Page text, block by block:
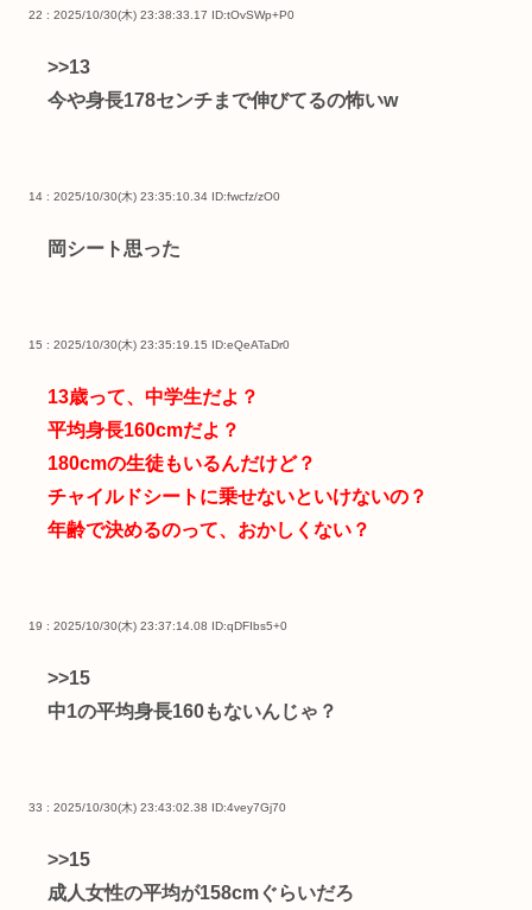
22 : 2025/10/30(木) 23:38:33.17 ID:tOvSWp+P0
>>13
今や身長178センチまで伸びてるの怖いw
14 : 2025/10/30(木) 23:35:10.34 ID:fwcfz/zO0
岡シート思った
15 : 2025/10/30(木) 23:35:19.15 ID:eQeATaDr0
13歳って、中学生だよ？
平均身長160cmだよ？
180cmの生徒もいるんだけど？
チャイルドシートに乗せないといけないの？
年齢で決めるのって、おかしくない？
19 : 2025/10/30(木) 23:37:14.08 ID:qDFIbs5+0
>>15
中1の平均身長160もないんじゃ？
33 : 2025/10/30(木) 23:43:02.38 ID:4vey7Gj70
>>15
成人女性の平均が158cmぐらいだろ